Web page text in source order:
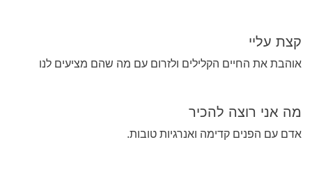
קצת עליי
אוהבת את החיים הקלילים ולזרום עם מה שהם מציעים לנו
מה אני רוצה להכיר
אדם עם הפנים קדימה ואנרגיות טובות.